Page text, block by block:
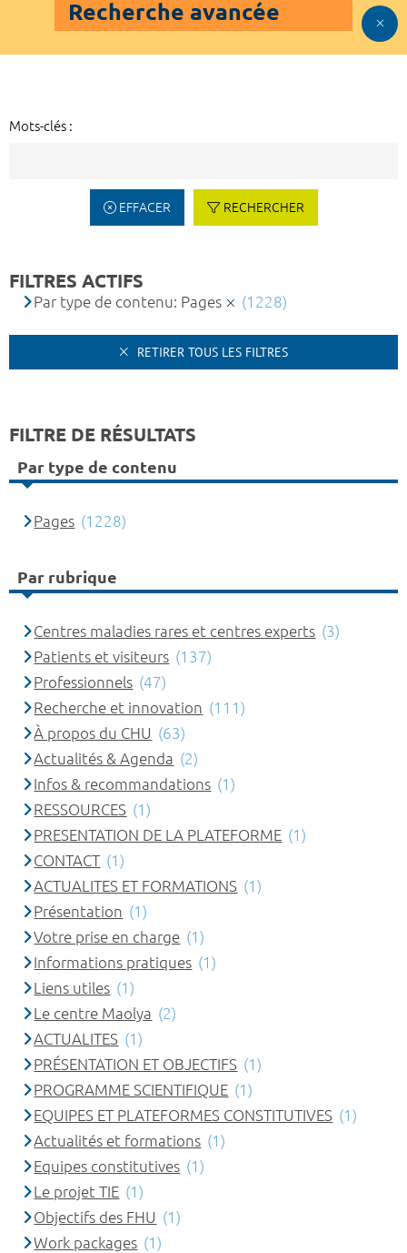
Recherche avancée
Mots-clés :
EFFACER RECHERCHER
FILTRES ACTIFS
Par type de contenu: Pages (1228)
RETIRER TOUS LES FILTRES
FILTRE DE RÉSULTATS
Par type de contenu
Pages (1228)
Par rubrique
Centres maladies rares et centres experts (3)
Patients et visiteurs (137)
Professionnels (47)
Recherche et innovation (111)
À propos du CHU (63)
Actualités & Agenda (2)
Infos & recommandations (1)
RESSOURCES (1)
PRESENTATION DE LA PLATEFORME (1)
CONTACT (1)
ACTUALITES ET FORMATIONS (1)
Présentation (1)
Votre prise en charge (1)
Informations pratiques (1)
Liens utiles (1)
Le centre Maolya (2)
ACTUALITES (1)
PRÉSENTATION ET OBJECTIFS (1)
PROGRAMME SCIENTIFIQUE (1)
EQUIPES ET PLATEFORMES CONSTITUTIVES (1)
Actualités et formations (1)
Equipes constitutives (1)
Le projet TIE (1)
Objectifs des FHU (1)
Work packages (1)